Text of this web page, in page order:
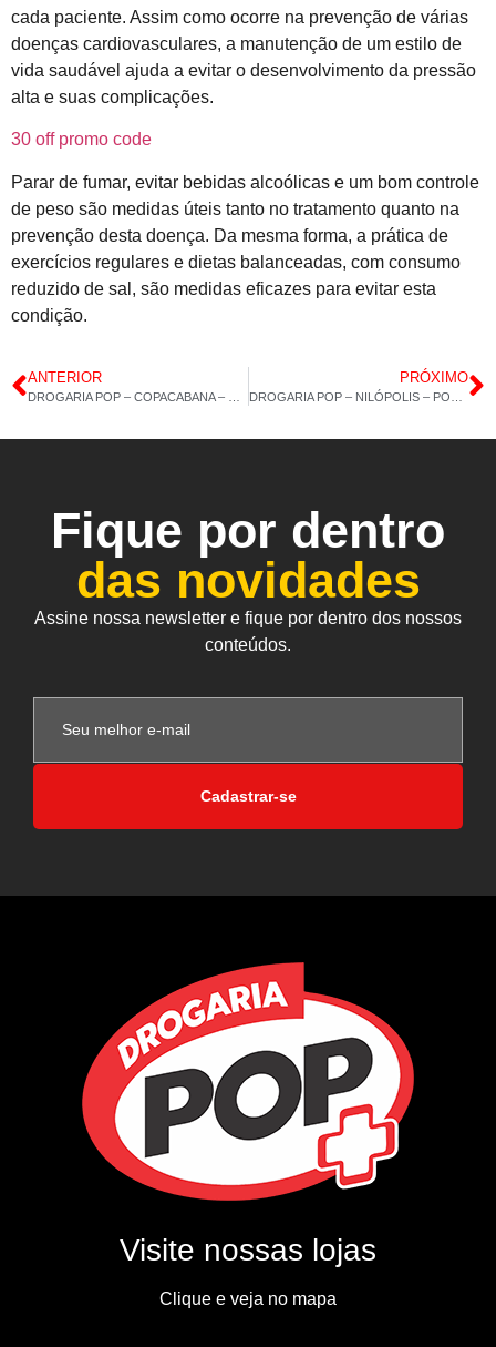
cada paciente. Assim como ocorre na prevenção de várias
doenças cardiovasculares, a manutenção de um estilo de
vida saudável ajuda a evitar o desenvolvimento da pressão
alta e suas complicações.
30 off promo code
Parar de fumar, evitar bebidas alcoólicas e um bom controle
de peso são medidas úteis tanto no tratamento quanto na
prevenção desta doença. Da mesma forma, a prática de
exercícios regulares e dietas balanceadas, com consumo
reduzido de sal, são medidas eficazes para evitar esta
condição.
ANTERIOR PRÓXIMO
Fique por dentro
das novidades
Assine nossa newsletter e fique por dentro dos nossos
conteúdos.
Cadastrar-se
Visite nossas lojas
Clique e veja no mapa